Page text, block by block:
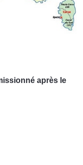
après le